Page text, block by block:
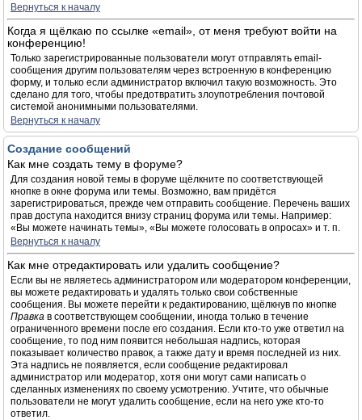
Вернуться к началу
Когда я щёлкаю по ссылке «email», от меня требуют войти на
конференцию!
Только зарегистрированные пользователи могут отправлять email-
сообщения другим пользователям через встроенную в конференцию
форму, и только если администратор включил такую возможность. Это
сделано для того, чтобы предотвратить злоупотребления почтовой
системой анонимными пользователями.
Вернуться к началу
Создание сообщений
Как мне создать тему в форуме?
Для создания новой темы в форуме щёлкните по соответствующей
кнопке в окне форума или темы. Возможно, вам придётся
зарегистрироваться, прежде чем отправить сообщение. Перечень ваших
прав доступа находится внизу страниц форума или темы. Например:
«Вы можете начинать темы», «Вы можете голосовать в опросах» и т. п.
Вернуться к началу
Как мне отредактировать или удалить сообщение?
Если вы не являетесь администратором или модератором конференции,
вы можете редактировать и удалять только свои собственные
сообщения. Вы можете перейти к редактированию, щёлкнув по кнопке
Правка в соответствующем сообщении, иногда только в течение
ограниченного времени после его создания. Если кто-то уже ответил на
сообщение, то под ним появится небольшая надпись, которая
показывает количество правок, а также дату и время последней из них.
Эта надпись не появляется, если сообщение редактировал
администратор или модератор, хотя они могут сами написать о
сделанных изменениях по своему усмотрению. Учтите, что обычные
пользователи не могут удалить сообщение, если на него уже кто-то
ответил.